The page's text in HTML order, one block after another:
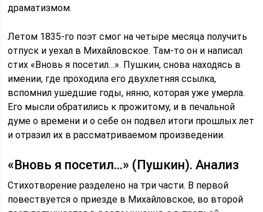
драматизмом.
Летом 1835-го поэт смог на четыре месяца получить
отпуск и уехал в Михайловское. Там-то он и написал
стих «Вновь я посетил…». Пушкин, снова находясь в
имении, где проходила его двухлетняя ссылка,
вспомнил ушедшие годы, няню, которая уже умерла.
Его мысли обратились к прожитому, и в печальной
думе о времени и о себе он подвел итоги прошлых лет
и отразил их в рассматриваемом произведении.
«Вновь я посетил…» (Пушкин). Анализ
Стихотворение разделено на три части. В первой
повествуется о приезде в Михайловское, во второй